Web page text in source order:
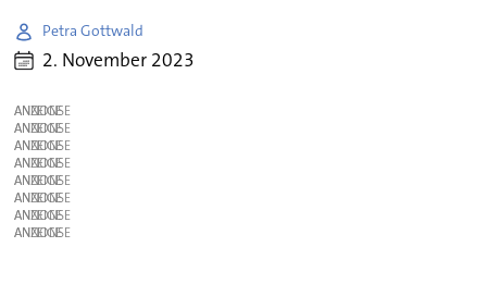
Petra Gottwald
2. November 2023
ANZEIGE
ANZEIGE
ANZEIGE
ANZEIGE
ANZEIGE
ANZEIGE
ANZEIGE
ANZEIGE